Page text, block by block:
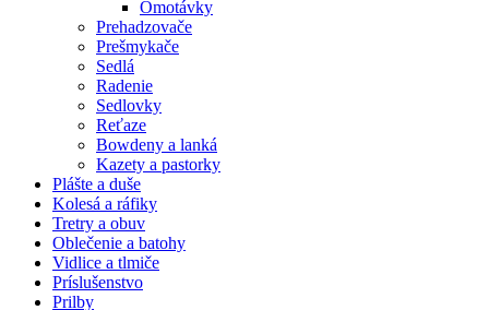
Omotávky
Prehadzovače
Prešmykače
Sedlá
Radenie
Sedlovky
Reťaze
Bowdeny a lanká
Kazety a pastorky
Plášte a duše
Kolesá a ráfiky
Tretry a obuv
Oblečenie a batohy
Vidlice a tlmiče
Príslušenstvo
Prilby